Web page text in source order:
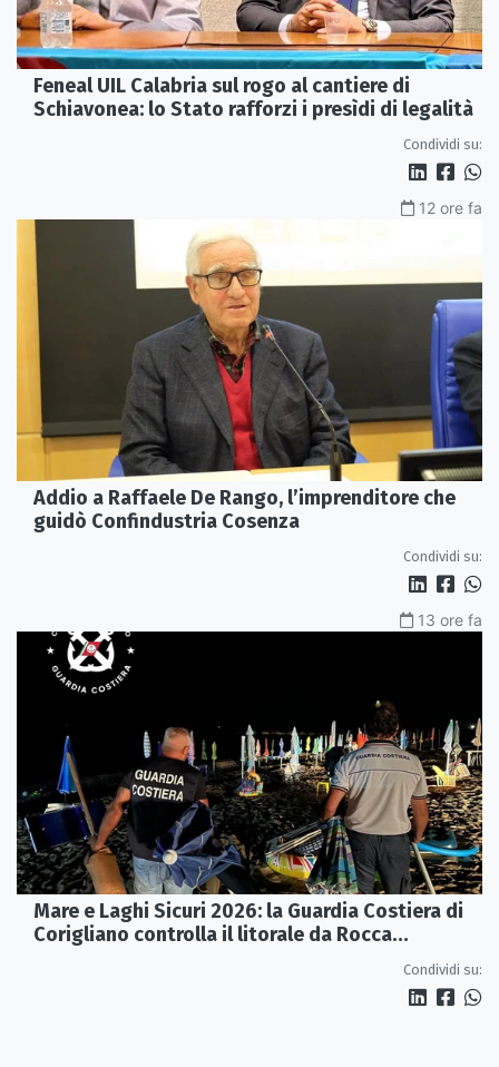
Feneal UIL Calabria sul rogo al cantiere di
Schiavonea: lo Stato rafforzi i presìdi di legalità
Condividi su:
12 ore fa
Addio a Raffaele De Rango, l’imprenditore che
guidò Confindustria Cosenza
Condividi su:
13 ore fa
Mare e Laghi Sicuri 2026: la Guardia Costiera di
Corigliano controlla il litorale da Rocca
Condividi su: